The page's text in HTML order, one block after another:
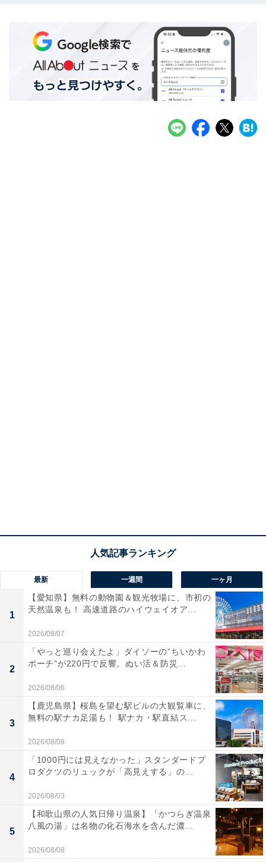
最新 一週間 一ヶ月
1
【愛知県】無料の動物園＆観光牧場に、市初の
天然温泉も！ 高速道路のハイウェイオア...
2026/08/07
2
「やっと巡り会えたよ」ダイソーの“ちいかわ
ポーチ”が220円で反響。ぬい活＆防災...
2026/08/06
3
【鹿児島県】桜島を望む駅ビルの大観覧車に、
無料の駅ナカ足湯も！ 駅ナカ・駅直結ス...
2026/08/08
4
「1000円には見えなかった」スタンダードプ
ロダクツのリュックが「高見えする」の...
2026/08/03
5
【和歌山県の人気日帰り温泉】「かつらぎ温泉
八風の湯」は名物の化石海水を含んだ濃...
2026/08/08